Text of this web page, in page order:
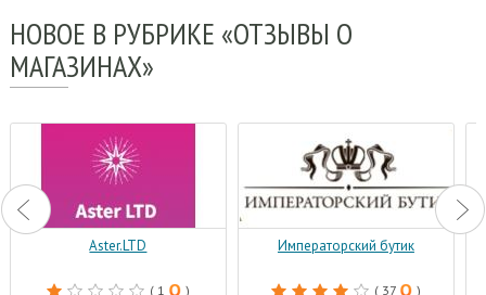
НОВОЕ В РУБРИКЕ «ОТЗЫВЫ О
МАГАЗИНАХ»
Aster.LTD
( 1 )
Императорский бутик
( 37 )